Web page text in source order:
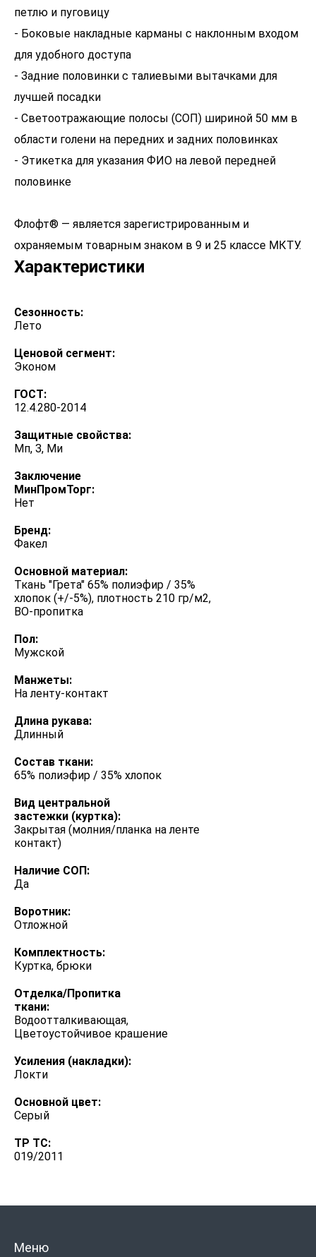
петлю и пуговицу
- Боковые накладные карманы с наклонным входом
для удобного доступа
- Задние половинки с талиевыми вытачками для
лучшей посадки
- Светоотражающие полосы (СОП) шириной 50 мм в
области голени на передних и задних половинках
- Этикетка для указания ФИО на левой передней
половинке
Флофт® — является зарегистрированным и
охраняемым товарным знаком в 9 и 25 классе МКТУ.
Характеристики
Сезонность:
Лето
Ценовой сегмент:
Эконом
ГОСТ:
12.4.280-2014
Защитные свойства:
Мп, З, Ми
Заключение
МинПромТорг:
Нет
Бренд:
Факел
Основной материал:
Ткань "Грета" 65% полиэфир / 35%
хлопок (+/-5%), плотность 210 гр/м2,
ВО-пропитка
Пол:
Мужской
Манжеты:
На ленту-контакт
Длина рукава:
Длинный
Состав ткани:
65% полиэфир / 35% хлопок
Вид центральной
застежки (куртка):
Закрытая (молния/планка на ленте
контакт)
Наличие СОП:
Да
Воротник:
Отложной
Комплектность:
Куртка, брюки
Отделка/Пропитка
ткани:
Водоотталкивающая,
Цветоустойчивое крашение
Усиления (накладки):
Локти
Основной цвет:
Серый
ТР ТС:
019/2011
Меню